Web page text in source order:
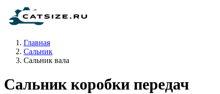
Главная
Сальник
Сальник вала
Сальник коробки передач